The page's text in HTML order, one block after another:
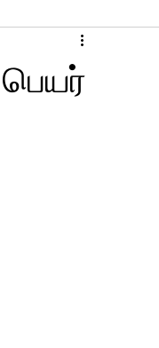
actors gallery
பெயர்